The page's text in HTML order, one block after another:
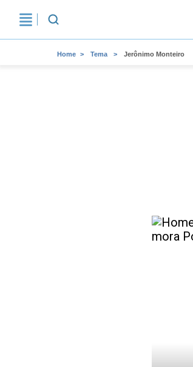
Home Tema Jerônimo Monteiro